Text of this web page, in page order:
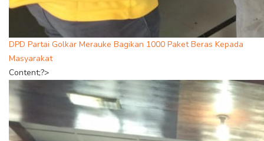
DPD Partai Golkar Merauke Bagikan 1000 Paket Beras Kepada
Masyarakat
Content;?>